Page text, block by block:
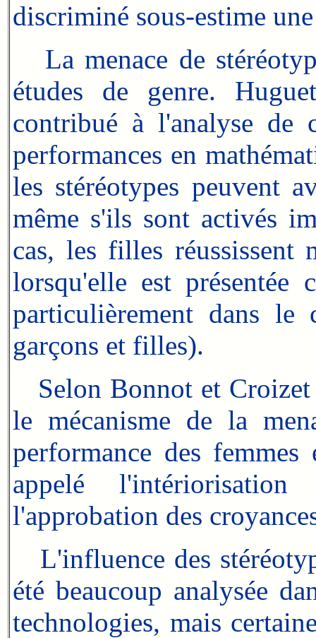
discriminé sous-estime
La menace de
études de genre.
contribué à l'analyse de
performances en
les stéréotypes peuvent
même s'ils sont activés
cas, les filles réussissent
lorsqu'elle est présentée
particulièrement dans
garçons et filles).
Selon Bonnot et Croizet
le mécanisme de la
performance des
appelé
l'approbation des
L'influence des
été beaucoup analysée
technologies, mais